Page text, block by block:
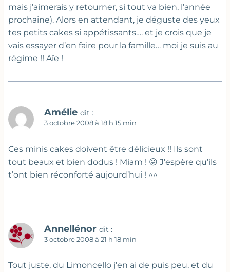
mais j’aimerais y retourner, si tout va bien, l’année
prochaine). Alors en attendant, je déguste des yeux
tes petits cakes si appétissants…. et je crois que je
vais essayer d’en faire pour la famille… moi je suis au
régime !! Aïe !
Amélie dit :
3 octobre 2008 à 18 h 15 min
Ces minis cakes doivent être délicieux !! Ils sont
tout beaux et bien dodus ! Miam ! 😛 J’espère qu’ils
t’ont bien réconforté aujourd’hui ! ^^
Annellénor dit :
3 octobre 2008 à 21 h 18 min
Tout juste, du Limoncello j’en ai de puis peu, et du